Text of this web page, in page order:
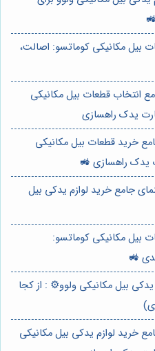
بیل مکانیکی کوماتسو: اصالت،
انتخاب قطعات بیل مکانیکی
یدک راهسازی
خرید قطعات بیل مکانیکی
یدک راهسازی 🚜
جامع خرید لوازم یدکی بیل
بیل مکانیکی کوماتسو:
🚜
یدکی بیل مکانیکی ولوو⚙️ : از کجا
خرید لوازم یدکی بیل مکانیکی